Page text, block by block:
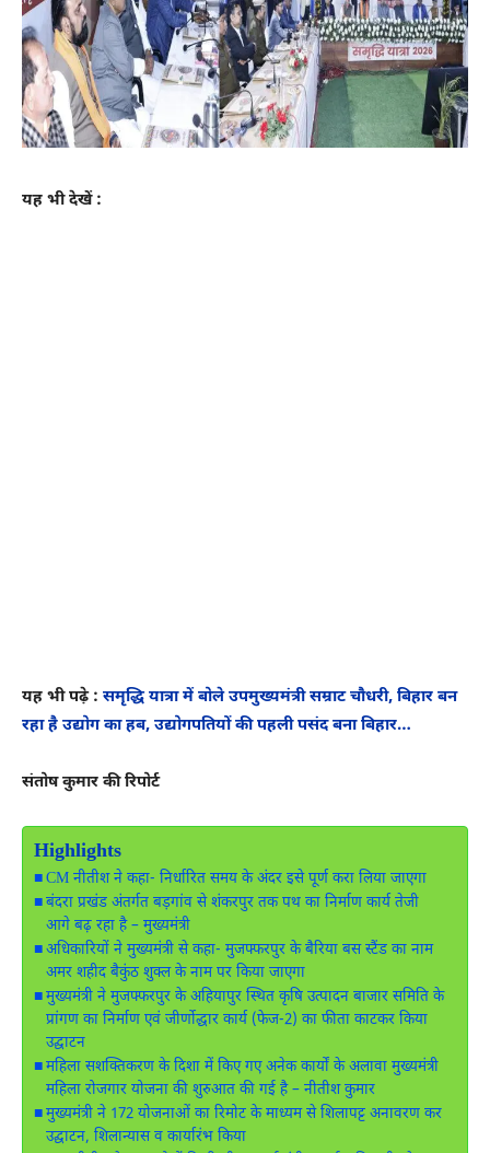
यह भी देखें :
यह भी पढ़े : समृद्धि यात्रा में बोले उपमुख्यमंत्री सम्राट चौधरी, बिहार बन
रहा है उद्योग का हब, उद्योगपतियों की पहली पसंद बना बिहार…
संतोष कुमार की रिपोर्ट
Highlights
CM नीतीश ने कहा- निर्धारित समय के अंदर इसे पूर्ण करा लिया जाएगा
बंदरा प्रखंड अंतर्गत बड़गांव से शंकरपुर तक पथ का निर्माण कार्य तेजी
आगे बढ़ रहा है – मुख्यमंत्री
अधिकारियों ने मुख्यमंत्री से कहा- मुजफ्फरपुर के बैरिया बस स्टैंड का नाम
अमर शहीद बैकुंठ शुक्ल के नाम पर किया जाएगा
मुख्यमंत्री ने मुजफ्फरपुर के अहियापुर स्थित कृषि उत्पादन बाजार समिति के
प्रांगण का निर्माण एवं जीर्णोद्धार कार्य (फेज-2) का फीता काटकर किया
उद्घाटन
महिला सशक्तिकरण के दिशा में किए गए अनेक कार्यों के अलावा मुख्यमंत्री
महिला रोजगार योजना की शुरुआत की गई है – नीतीश कुमार
मुख्यमंत्री ने 172 योजनाओं का रिमोट के माध्यम से शिलापट्ट अनावरण कर
उद्घाटन, शिलान्यास व कार्यारंभ किया